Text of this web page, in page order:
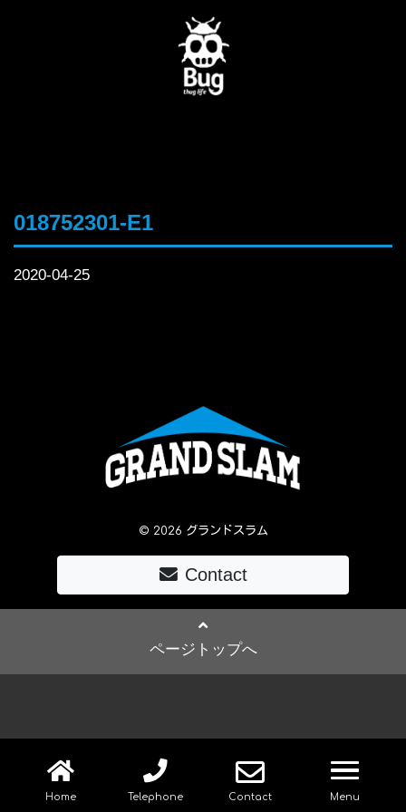
Home Telephone Contact Menu
018752301-E1
2020-04-25
© 2026 グランドスラム
Contact
ページトップへ